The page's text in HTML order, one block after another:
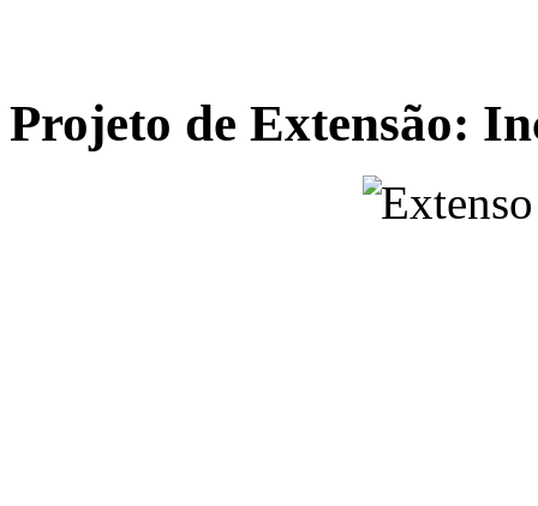
Projeto de Extensão: